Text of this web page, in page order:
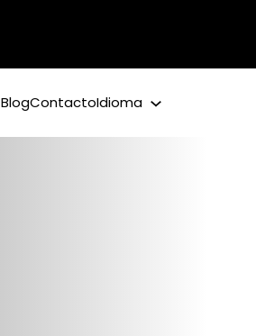
BlogContactoIdioma